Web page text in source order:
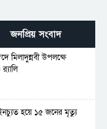
জনপ্রিয় সংবাদ
মিলাদুন্নবী উপলক্ষে
হয়ে ১৫ জনের মৃত্যু